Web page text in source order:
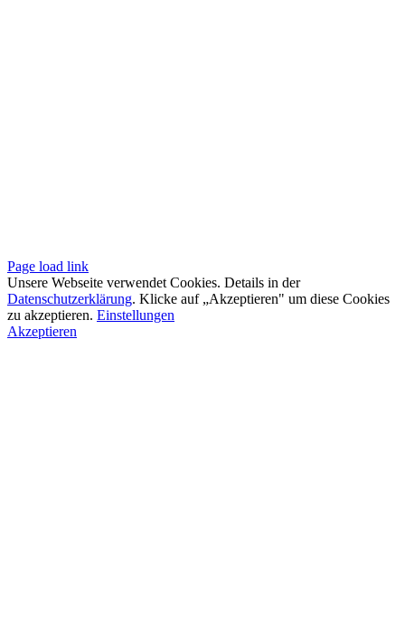
Page load link
Unsere Webseite verwendet Cookies. Details in der
Datenschutzerklärung. Klicke auf „Akzeptieren" um diese Cookies
zu akzeptieren. Einstellungen
Akzeptieren